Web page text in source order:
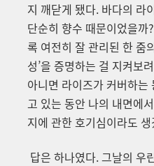
지 깨닫게 됐다. 바다의 라
단순히 향수 때문이었을
록 여전히 잘 관리된 한 줌
성’을 증명하는 걸 지켜보
아니면 라이즈가 커버하
고 있는 동안 나의 내면에
지에 관한 호기심이라도
답은 하나였다. 그날의 우